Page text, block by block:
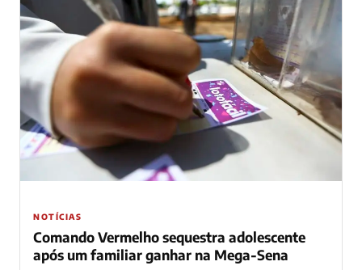
NOTÍCIAS
Comando Vermelho sequestra adolescente
após um familiar ganhar na Mega-Sena